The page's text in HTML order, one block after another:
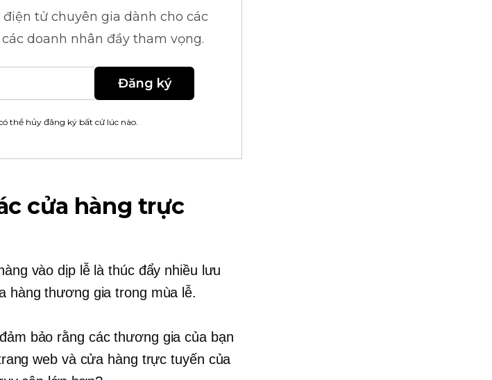
điện tử chuyên gia dành cho các
doanh nhân đầy tham vọng.
Đăng ký
thể hủy đăng ký bất cứ lúc nào.
cửa hàng trực
vào dịp lễ là thúc đẩy nhiều lưu
hàng thương gia trong mùa lễ.
bảo rằng các thương gia của bạn
web và cửa hàng trực tuyến của